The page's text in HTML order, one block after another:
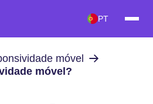
PT
móvel
móvel?